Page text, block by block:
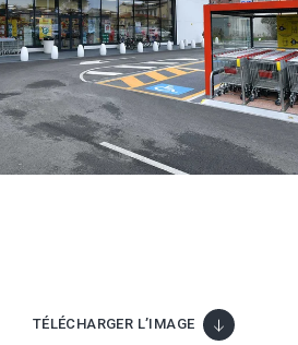
TÉLÉCHARGER L’IMAGE